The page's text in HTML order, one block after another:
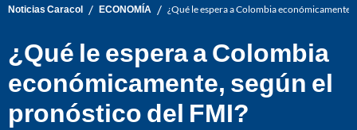
Noticias Caracol / ECONOMÍA / ¿Qué le espera a Colombia
¿Qué le espera a Colombia
económicamente, según el
pronóstico del FMI?